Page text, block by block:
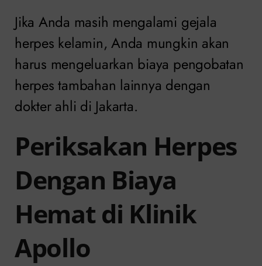
Jika Anda masih mengalami gejala
herpes kelamin, Anda mungkin akan
harus mengeluarkan biaya pengobatan
herpes tambahan lainnya dengan
dokter ahli di Jakarta.
Periksakan Herpes
Dengan Biaya
Hemat di Klinik
Apollo